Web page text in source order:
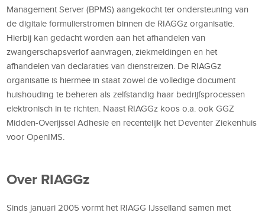
Management Server (BPMS) aangekocht ter ondersteuning van
de digitale formulierstromen binnen de RIAGGz organisatie.
Hierbij kan gedacht worden aan het afhandelen van
zwangerschapsverlof aanvragen, ziekmeldingen en het
afhandelen van declaraties van dienstreizen. De RIAGGz
organisatie is hiermee in staat zowel de volledige document
huishouding te beheren als zelfstandig haar bedrijfsprocessen
elektronisch in te richten. Naast RIAGGz koos o.a. ook GGZ
Midden-Overijssel Adhesie en recentelijk het Deventer Ziekenhuis
voor OpenIMS.
Over RIAGGz
Sinds januari 2005 vormt het RIAGG IJsselland samen met